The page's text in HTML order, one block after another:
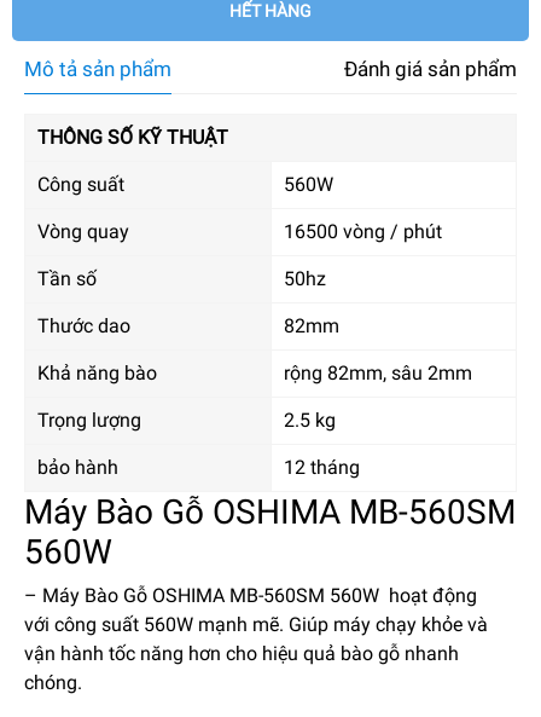
HẾT HÀNG
Mô tả sản phẩm Đánh giá sản phẩm
THÔNG SỐ KỸ THUẬT
Công suất 560W
Vòng quay 16500 vòng / phút
Tần số 50hz
Thước dao 82mm
Khả năng bào rộng 82mm, sâu 2mm
Trọng lượng 2.5 kg
bảo hành 12 tháng
Máy Bào Gỗ OSHIMA MB-560SM
560W
– Máy Bào Gỗ OSHIMA MB-560SM 560W hoạt động
với công suất 560W mạnh mẽ. Giúp máy chạy khỏe và
vận hành tốc năng hơn cho hiệu quả bào gỗ nhanh
chóng.